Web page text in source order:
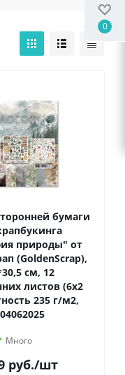
бумаги
природы" от
(GoldenScrap),
см, 12
листов (6х2
235 г/м2,
Много
руб./шт
0